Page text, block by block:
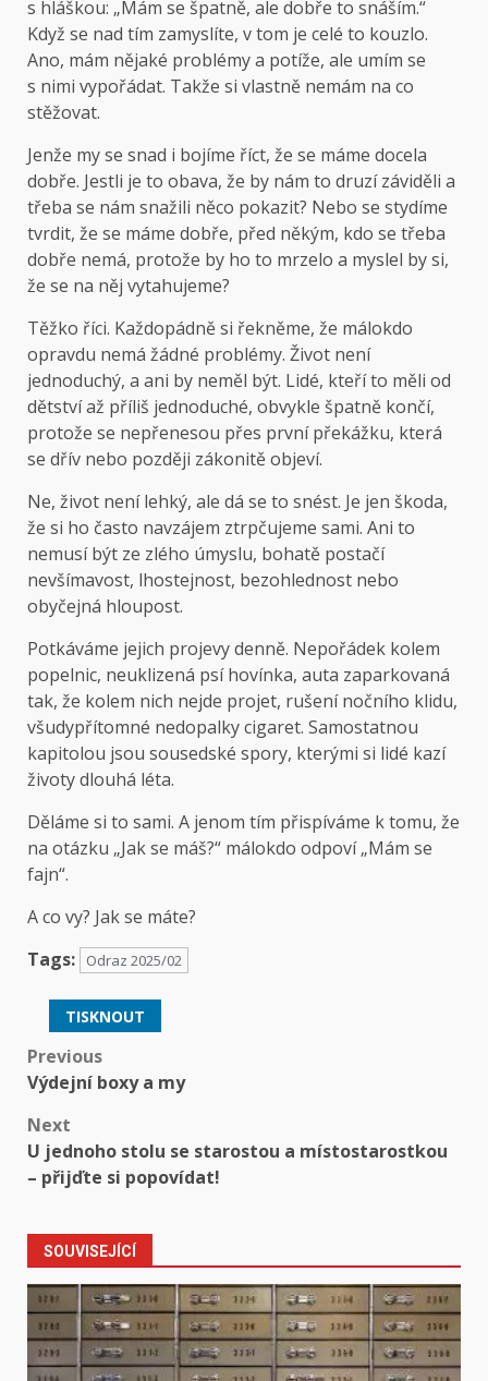
s hláškou: „Mám se špatně, ale dobře to snáším.“
Když se nad tím zamyslíte, v tom je celé to kouzlo.
Ano, mám nějaké problémy a potíže, ale umím se
s nimi vypořádat. Takže si vlastně nemám na co
stěžovat.
Jenže my se snad i bojíme říct, že se máme docela
dobře. Jestli je to obava, že by nám to druzí záviděli a
třeba se nám snažili něco pokazit? Nebo se stydíme
tvrdit, že se máme dobře, před někým, kdo se třeba
dobře nemá, protože by ho to mrzelo a myslel by si,
že se na něj vytahujeme?
Těžko říci. Každopádně si řekněme, že málokdo
opravdu nemá žádné problémy. Život není
jednoduchý, a ani by neměl být. Lidé, kteří to měli od
dětství až příliš jednoduché, obvykle špatně končí,
protože se nepřenesou přes první překážku, která
se dřív nebo později zákonitě objeví.
Ne, život není lehký, ale dá se to snést. Je jen škoda,
že si ho často navzájem ztrpčujeme sami. Ani to
nemusí být ze zlého úmyslu, bohatě postačí
nevšímavost, lhostejnost, bezohlednost nebo
obyčejná hloupost.
Potkáváme jejich projevy denně. Nepořádek kolem
popelnic, neuklizená psí hovínka, auta zaparkovaná
tak, že kolem nich nejde projet, rušení nočního klidu,
všudypřítomné nedopalky cigaret. Samostatnou
kapitolou jsou sousedské spory, kterými si lidé kazí
životy dlouhá léta.
Děláme si to sami. A jenom tím přispíváme k tomu, že
na otázku „Jak se máš?“ málokdo odpoví „Mám se
fajn“.
A co vy? Jak se máte?
Tags:
Odraz 2025/02
TISKNOUT
Post
navigation
Previous
Výdejní boxy a my
Next
U jednoho stolu se starostou a místostarostkou
– přijďte si popovídat!
SOUVISEJÍCÍ